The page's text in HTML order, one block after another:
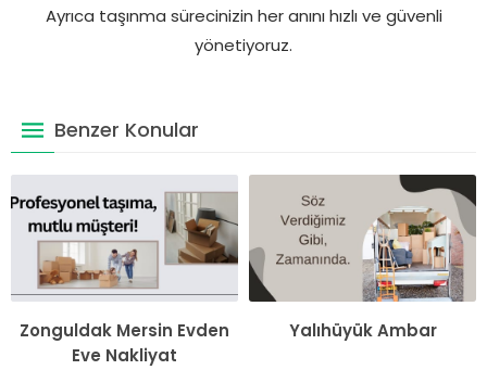
Ayrıca taşınma sürecinizin her anını hızlı ve güvenli
yönetiyoruz.
Benzer Konular
Zonguldak Mersin Evden
Eve Nakliyat
Yalıhüyük Ambar